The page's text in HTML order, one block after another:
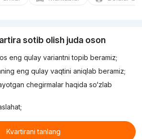
sotib olish juda oson
eng qulay variantni topib beramiz;
eng qulay vaqtini aniqlab beramiz;
chegirmalar haqida so‘zlab
Kvartirani tanlang